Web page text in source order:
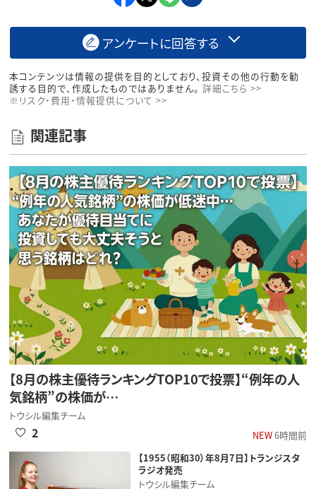
アンケートに回答する
本コンテンツは情報の提供を目的としており、投資その他の行動を勧
誘する目的で、作成したものではありません。 詳細こちら >>
※リスク・費用・情報提供について >>
関連記事
【8月の株主優待ランキングTOP10で投票】“例年の人
気銘柄”の株価が…
トウシル編集チーム
NEW6時間前
2
【1955（昭和30）年8月7日】トランジスタ
ラジオ発売
トウシル編集チーム